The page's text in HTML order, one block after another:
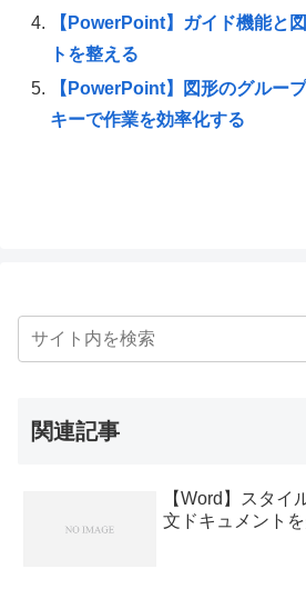
【PowerPoint】ガイド機能と
トを整える
【PowerPoint】図形のグルー
キーで作業を効率化する
関連記事
【Word】スタイ
文ドキュメント